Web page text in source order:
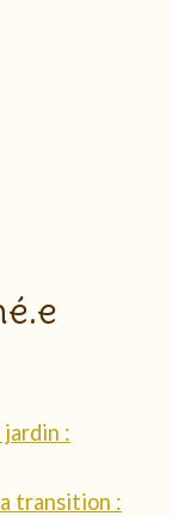
jardin :
transition :